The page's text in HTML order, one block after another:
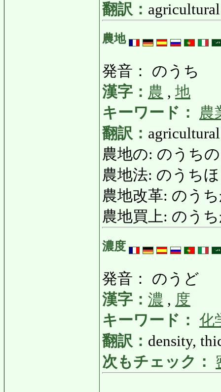
翻訳：
農地
発音： のうち
漢字： 農 , 地
キーワード：
農
翻訳：
農地の: のうちの
農地法: のうち
農地改革: のう
農地買上: のう
濃度
発音： のうど
漢字： 濃 , 度
キーワード： 化
翻訳： density,
次もチェック：